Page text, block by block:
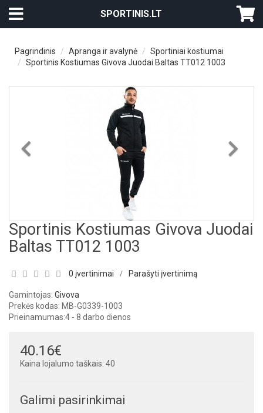
SPORTINIS.LT
Pagrindinis Apranga ir avalynė
Sportiniai kostiumai
Sportinis Kostiumas Givova Juodai Baltas TT012 1003
Sportinis Kostiumas Givova Juodai
Baltas TT012 1003
0 įvertinimai / Parašyti įvertinimą
Gamintojas: Givova
Prekės kodas: MB-G0339-1003
Prieinamumas:4 - 8 darbo dienos
40.16€
Kaina lojalumo taškais: 40
Galimi pasirinkimai